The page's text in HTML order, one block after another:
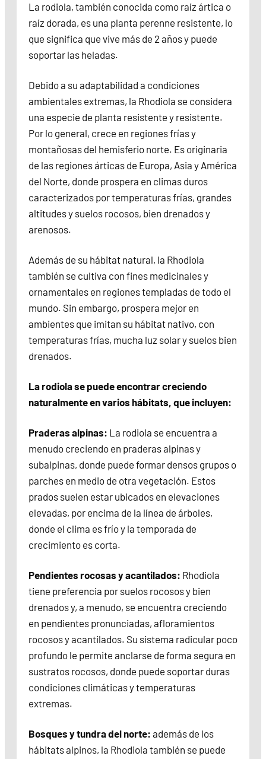
La rodiola, también conocida como raíz ártica o
raíz dorada, es una planta perenne resistente, lo
que significa que vive más de 2 años y puede
soportar las heladas.
Debido a su adaptabilidad a condiciones
ambientales extremas, la Rhodiola se considera
una especie de planta resistente y resistente.
Por lo general, crece en regiones frías y
montañosas del hemisferio norte. Es originaria
de las regiones árticas de Europa, Asia y América
del Norte, donde prospera en climas duros
caracterizados por temperaturas frías, grandes
altitudes y suelos rocosos, bien drenados y
arenosos.
Además de su hábitat natural, la Rhodiola
también se cultiva con fines medicinales y
ornamentales en regiones templadas de todo el
mundo. Sin embargo, prospera mejor en
ambientes que imitan su hábitat nativo, con
temperaturas frías, mucha luz solar y suelos bien
drenados.
La rodiola se puede encontrar creciendo
naturalmente en varios hábitats, que incluyen:
Praderas alpinas: La rodiola se encuentra a
menudo creciendo en praderas alpinas y
subalpinas, donde puede formar densos grupos o
parches en medio de otra vegetación. Estos
prados suelen estar ubicados en elevaciones
elevadas, por encima de la línea de árboles,
donde el clima es frío y la temporada de
crecimiento es corta.
Pendientes rocosas y acantilados: Rhodiola
tiene preferencia por suelos rocosos y bien
drenados y, a menudo, se encuentra creciendo
en pendientes pronunciadas, afloramientos
rocosos y acantilados. Su sistema radicular poco
profundo le permite anclarse de forma segura en
sustratos rocosos, donde puede soportar duras
condiciones climáticas y temperaturas
extremas.
Bosques y tundra del norte: además de los
hábitats alpinos, la Rhodiola también se puede